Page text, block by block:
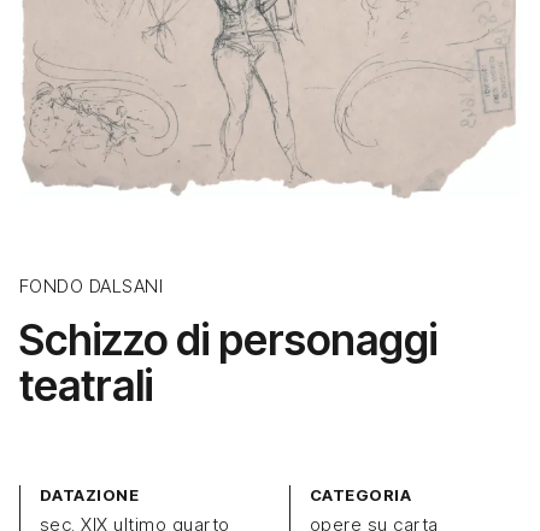
FONDO DALSANI
Schizzo di personaggi
teatrali
DATAZIONE
sec. XIX ultimo quarto
CATEGORIA
opere su carta